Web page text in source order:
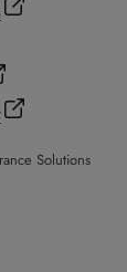
Solutions